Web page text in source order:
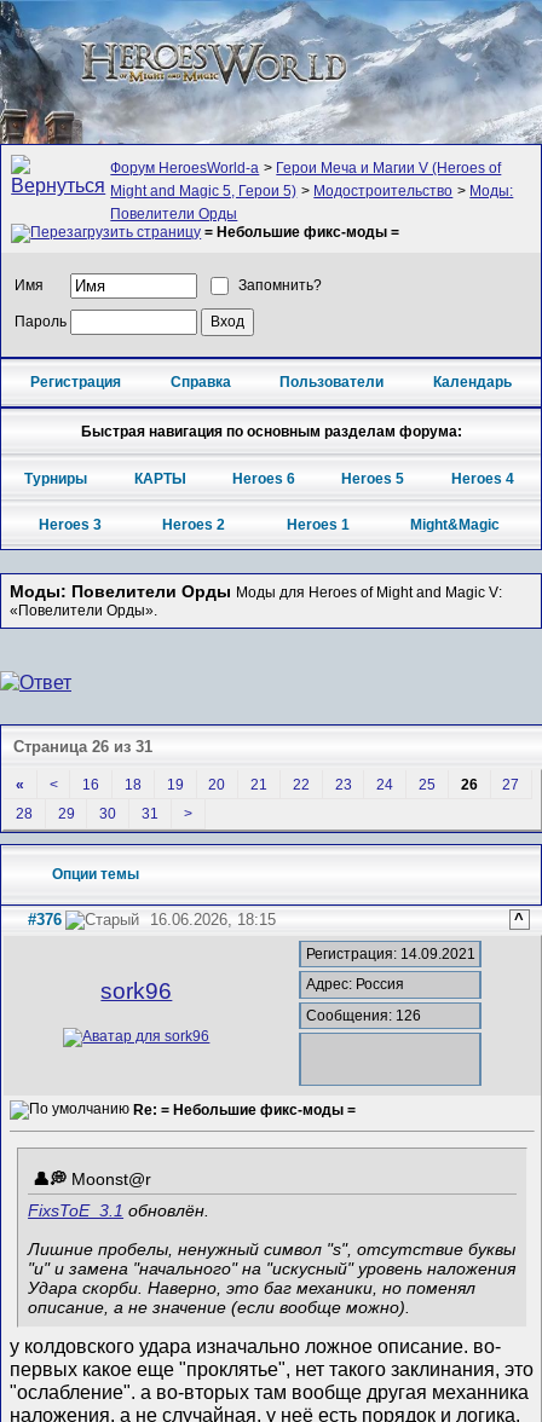
Форум HeroesWorld-а > Герои Меча и Магии V (Heroes of
Might and Magic 5, Герои 5) > Модостроительство > Моды:
Повелители Орды
= Небольшие фикс-моды =
Имя Запомнить?
Пароль
Регистрация Справка Пользователи Календарь
Быстрая навигация по основным разделам форума:
Турниры КАРТЫ Heroes 6 Heroes 5 Heroes 4
Heroes 3 Heroes 2 Heroes 1 Might&Magic
Моды: Повелители Орды Моды для Heroes of Might and Magic V:
«Повелители Орды».
Страница 26 из 31
« < 16 18 19 20 21 22 23 24 25 26
27
28
29 30 31 >
Опции темы
#376 16.06.2026, 18:15 ^
sork96
Регистрация: 14.09.2021
Адрес: Россия
Сообщения: 126
Re: = Небольшие фикс-моды =
Mооnst@r
FixsToE_3.1 обновлён.
Лишние пробелы, ненужный символ "s", отсутствие буквы
"и" и замена "начального" на "искусный" уровень наложения
Удара скорби. Наверно, это баг механики, но поменял
описание, а не значение (если вообще можно).
у колдовского удара изначально ложное описание. во-
первых какое еще "проклятье", нет такого заклинания, это
"ослабление". а во-вторых там вообще другая механника
наложения, а не случайная, у неё есть порядок и логика.